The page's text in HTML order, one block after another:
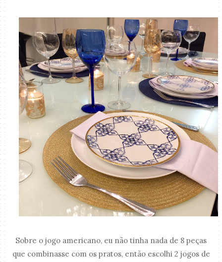
Sobre o jogo americano, eu não tinha nada de 8 peças
que combinasse com os pratos, então escolhi 2 jogos de